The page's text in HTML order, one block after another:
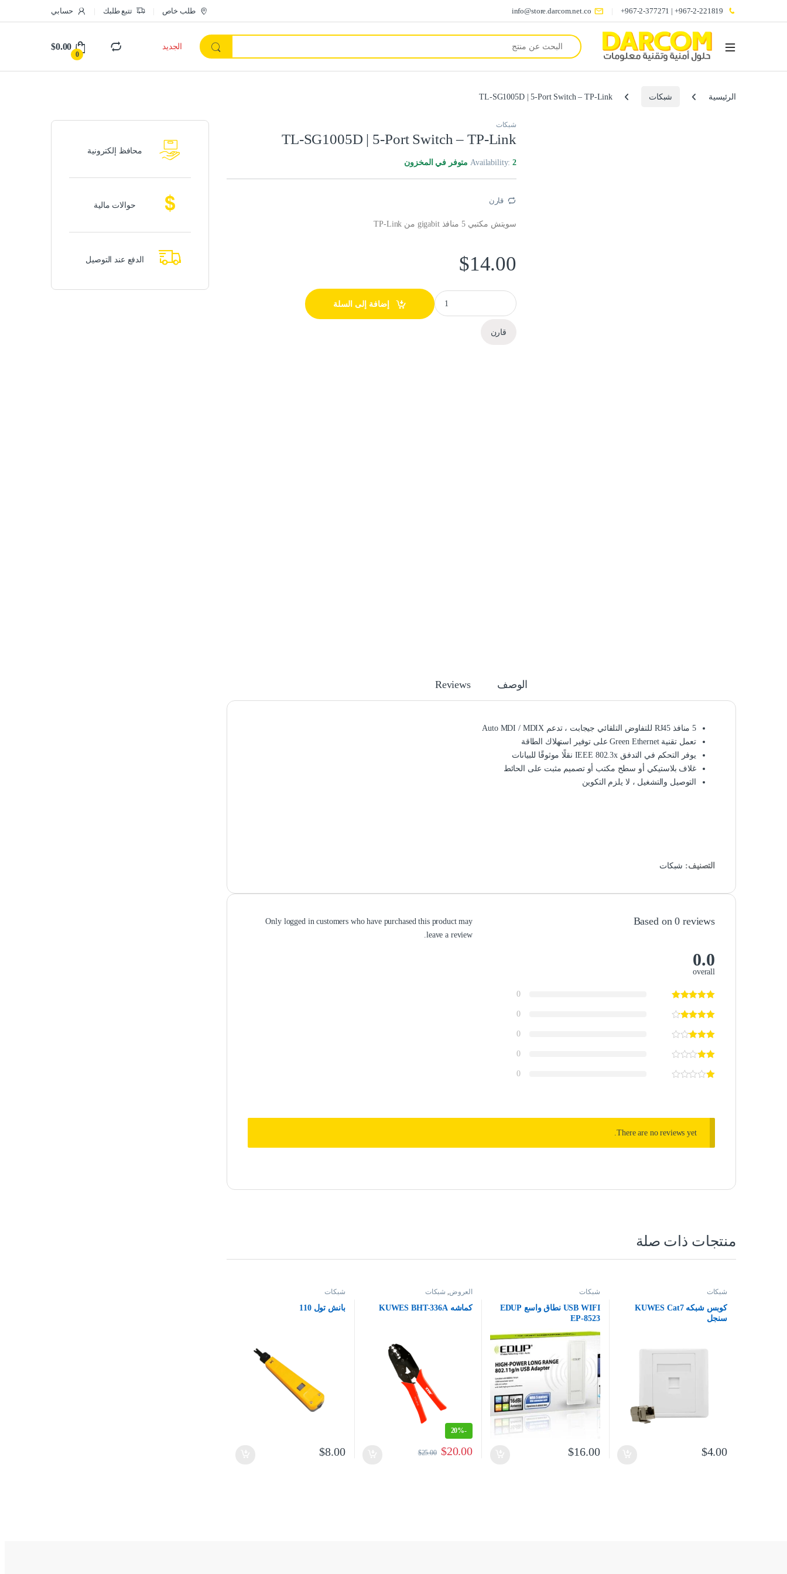
967-2-221819+ | 967-2-377271+
info@store.darcom.net.co طلب خاص تتبع طلبك حسابي
Search for:
الجديد
0
$0.00
الرئيسية شبكات TL-SG1005D | 5-Port Switch – TP-Link
شبكات
TL-SG1005D | 5-Port Switch – TP-Link
Availability:2 متوفر في المخزون
قارن
سويتش مكتبي 5 منافذ gigabit من TP-Link
$14.00
TL-SG1005D | 5-Port Switch - TP-Link quantity
إضافة إلى السلة
قارن
الوصف Reviews
5 منافذ RJ45 للتفاوض التلقائي جيجابت ، تدعم Auto MDI / MDIX
تعمل تقنية Green Ethernet على توفير استهلاك الطاقة
يوفر التحكم في التدفق IEEE 802.3x نقلًا موثوقًا للبيانات
غلاف بلاستيكي أو سطح مكتب أو تصميم مثبت على الحائط
التوصيل والتشغيل ، لا يلزم التكوين
التصنيف: شبكات
Based on 0 reviews
0.0
overall
0
0
0
0
0
Only logged in customers who have purchased this product may
leave a review.
There are no reviews yet.
منتجات ذات صلة
شبكات
كوبس شبكه KUWES Cat7
سنجل
$4.00
شبكات
USB WIFI نطاق واسع EDUP
EP-8523
$16.00
العروض, شبكات
كماشه KUWES BHT-336A
-
20%
$20.00
$25.00
شبكات
بانش تول 110
$8.00
محافظ إلكترونية
حوالات مالية
الدفع عند التوصيل